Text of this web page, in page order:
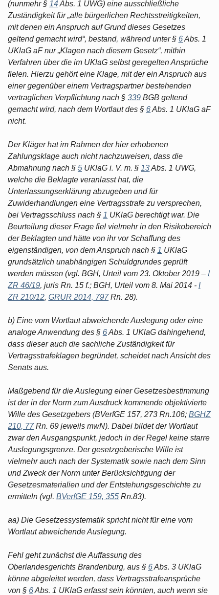
(nunmehr § 14Abs. 1 UWG) eine ausschließliche
Zuständigkeit für „alle bürgerlichen Rechtsstreitigkeiten,
mit denen ein Anspruch auf Grund dieses Gesetzes
geltend gemacht wird“, bestand, während unter § 6Abs. 1
UKlaG aF nur „Klagen nach diesem Gesetz“, mithin
Verfahren über die im UKlaG selbst geregelten Ansprüche
fielen. Hierzu gehört eine Klage, mit der ein Anspruch aus
einer gegenüber einem Vertragspartner bestehenden
vertraglichen Verpflichtung nach § 339 BGB geltend
gemacht wird, nach dem Wortlaut des § 6Abs. 1 UKlaG aF
nicht.
Der Kläger hat im Rahmen der hier erhobenen
Zahlungsklage auch nicht nachzuweisen, dass die
Abmahnung nach § 5 UKlaG i. V. m. § 13Abs. 1 UWG,
welche die Beklagte veranlasst hat, die
Unterlassungserklärung abzugeben und für
Zuwiderhandlungen eine Vertragsstrafe zu versprechen,
bei Vertragsschluss nach § 1 UKlaG berechtigt war. Die
Beurteilung dieser Frage fiel vielmehr in den Risikobereich
der Beklagten und hätte von ihr vor Schaffung des
eigenständigen, von dem Anspruch nach § 1 UKlaG
grundsätzlich unabhängigen Schuldgrundes geprüft
werden müssen (vgl. BGH, Urteil vom 23. Oktober 2019 – I
ZR 46/19, juris Rn. 15 f.; BGH, Urteil vom 8. Mai 2014 - I
ZR 210/12, GRUR 2014, 797Rn. 28).
b) Eine vom Wortlaut abweichende Auslegung oder eine
analoge Anwendung des § 6Abs. 1 UKlaG dahingehend,
dass dieser auch die sachliche Zuständigkeit für
Vertragsstrafeklagen begründet, scheidet nach Ansicht des
Senats aus.
Maßgebend für die Auslegung einer Gesetzesbestimmung
ist der in der Norm zum Ausdruck kommende objektivierte
Wille des Gesetzgebers (BVerfGE 157, 273 Rn.106; BGHZ
210, 77Rn. 69 jeweils mwN). Dabei bildet der Wortlaut
zwar den Ausgangspunkt, jedoch in der Regel keine starre
Auslegungsgrenze. Der gesetzgeberische Wille ist
vielmehr auch nach der Systematik sowie nach dem Sinn
und Zweck der Norm unter Berücksichtigung der
Gesetzesmaterialien und der Entstehungsgeschichte zu
ermitteln (vgl. BVerfGE 159, 355 Rn.83).
aa) Die Gesetzessystematik spricht nicht für eine vom
Wortlaut abweichende Auslegung.
Fehl geht zunächst die Auffassung des
Oberlandesgerichts Brandenburg, aus § 6Abs. 3 UKlaG
könne abgeleitet werden, dass Vertragsstrafeansprüche
von § 6Abs. 1 UKlaG erfasst sein könnten, auch wenn sie